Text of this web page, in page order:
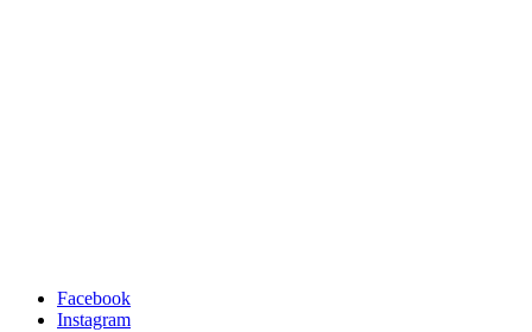
Facebook
Instagram